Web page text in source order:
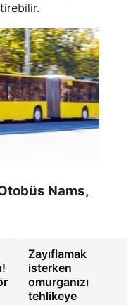
Nams,
Zayıflamak
isterken
omurganızı
tehlikeye